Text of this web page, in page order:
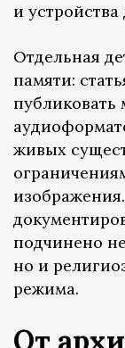
и
Отдельная
памяти:
живых
подчинено
но и
режима.
От